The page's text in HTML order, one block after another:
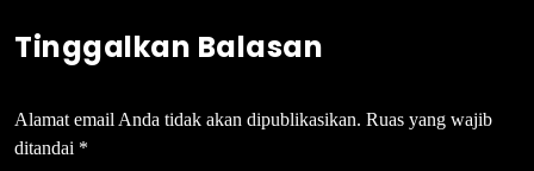
Tinggalkan Balasan
Alamat email Anda tidak akan dipublikasikan. Ruas yang wajib
ditandai *